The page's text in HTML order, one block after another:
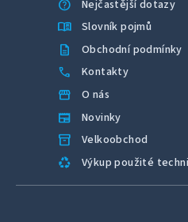
help
Nejčastější dotazy
menu_book Slovník pojmů
description Obchodní podmínky
call Kontakty
storefront O nás
newspaper Novinky
inventory_2 Velkoobchod
recycling Výkup použité